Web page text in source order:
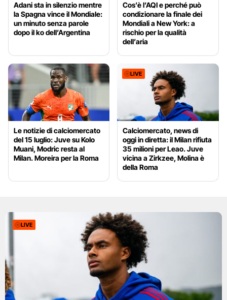
Adani sta in silenzio mentre
la Spagna vince il Mondiale:
un minuto senza parole
dopo il ko dell’Argentina
Cos’è l’AQI e perché può
condizionare la finale dei
Mondiali a New York: a
rischio per la qualità
dell’aria
Le notizie di calciomercato
del 15 luglio: Juve su Kolo
Muani, Modric resta al
Milan. Moreira per la Roma
LIVE
Calciomercato, news di
oggi in diretta: il Milan rifiuta
35 milioni per Leao. Juve
vicina a Zirkzee, Molina è
della Roma
LIVE